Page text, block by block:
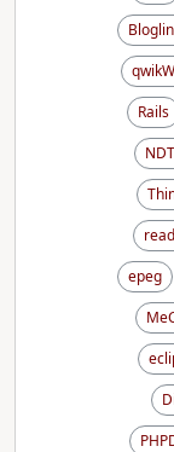
Rails
epeg